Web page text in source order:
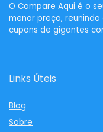
O Compare Aqui é o
menor preço,
cupons de gigantes
Links Úteis
Blog
Sobre